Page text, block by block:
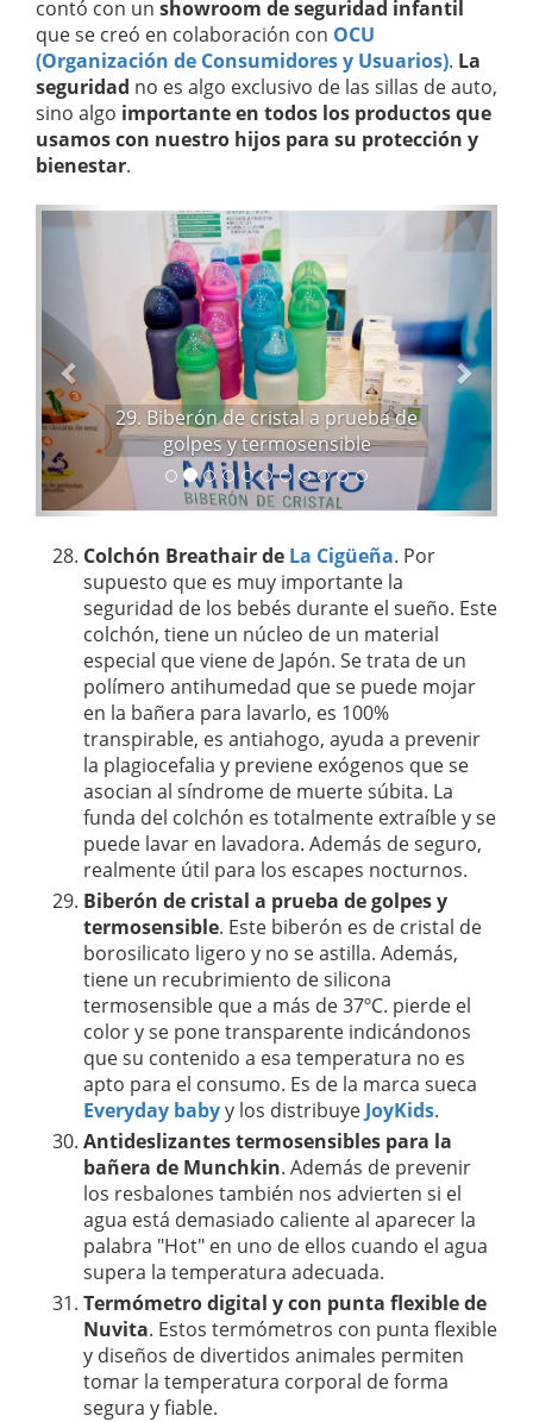
contó con un showroom de seguridad infantil
que se creó en colaboración con OCU
(Organización de Consumidores y Usuarios). La
seguridad no es algo exclusivo de las sillas de auto,
sino algo importante en todos los productos que
usamos con nuestro hijos para su protección y
bienestar.
29. Biberón de cristal a prueba de
golpes y termosensible
A
n
i
o
r
S
i
e
n
t
Colchón Breathair de La Cigüeña. Por
supuesto que es muy importante la
seguridad de los bebés durante el sueño. Este
colchón, tiene un núcleo de un material
especial que viene de Japón. Se trata de un
polímero antihumedad que se puede mojar
en la bañera para lavarlo, es 100%
transpirable, es antiahogo, ayuda a prevenir
la plagiocefalia y previene exógenos que se
asocian al síndrome de muerte súbita. La
funda del colchón es totalmente extraíble y se
puede lavar en lavadora. Además de seguro,
realmente útil para los escapes nocturnos.
Biberón de cristal a prueba de golpes y
termosensible. Este biberón es de cristal de
borosilicato ligero y no se astilla. Además,
tiene un recubrimiento de silicona
termosensible que a más de 37ºC. pierde el
color y se pone transparente indicándonos
que su contenido a esa temperatura no es
apto para el consumo. Es de la marca sueca
Everyday babyy los distribuye JoyKids.
Antideslizantes termosensibles para la
bañera de Munchkin. Además de prevenir
los resbalones también nos advierten si el
agua está demasiado caliente al aparecer la
palabra "Hot" en uno de ellos cuando el agua
supera la temperatura adecuada.
Termómetro digital y con punta flexible de
Nuvita. Estos termómetros con punta flexible
y diseños de divertidos animales permiten
tomar la temperatura corporal de forma
segura y fiable.